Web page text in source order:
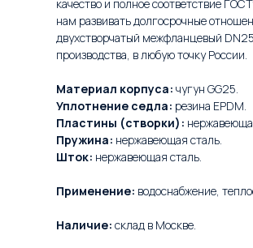
качество и полное соответствие
нам развивать долгосрочные
двухстворчатый межфланцевый
производства, в любую точку России.
Материал корпуса: чугун GG25.
Уплотнение седла: резина EPDM.
Пластины (створки):
Пружина: нержавеющая сталь.
Шток: нержавеющая сталь.
Применение: водоснабжение,
Наличие: склад в Москве.